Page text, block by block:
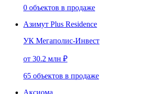
0 объектов в продаже
Азимут Plus Residence
УК Мегаполис-Инвест
от 30.2 млн ₽
65 объектов в продаже
Аксиома